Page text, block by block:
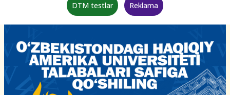
DTM testlar Reklama